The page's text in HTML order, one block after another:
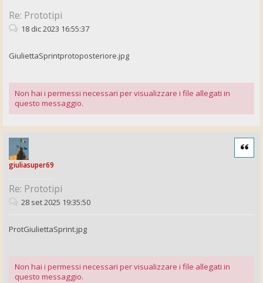
Re: Prototipi
18 dic 2023 16:55:37
GiuliettaSprintprotoposteriore.jpg
Non hai i permessi necessari per visualizzare i file allegati in
questo messaggio.
giuliasuper69
Re: Prototipi
Cita
28 set 2025 19:35:50
ProtGiuliettaSprint.jpg
Non hai i permessi necessari per visualizzare i file allegati in
questo messaggio.